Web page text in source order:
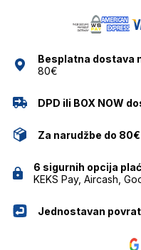
Besplatna dostava
80€
DPD ili BOX NOW
Za narudžbe do 80€
6 sigurnih opcija
KEKS Pay, Aircash,
Jednostavan